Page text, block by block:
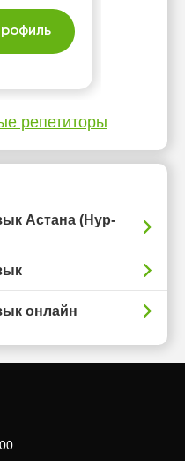
репетиторы
Астана (Нур-
онлайн